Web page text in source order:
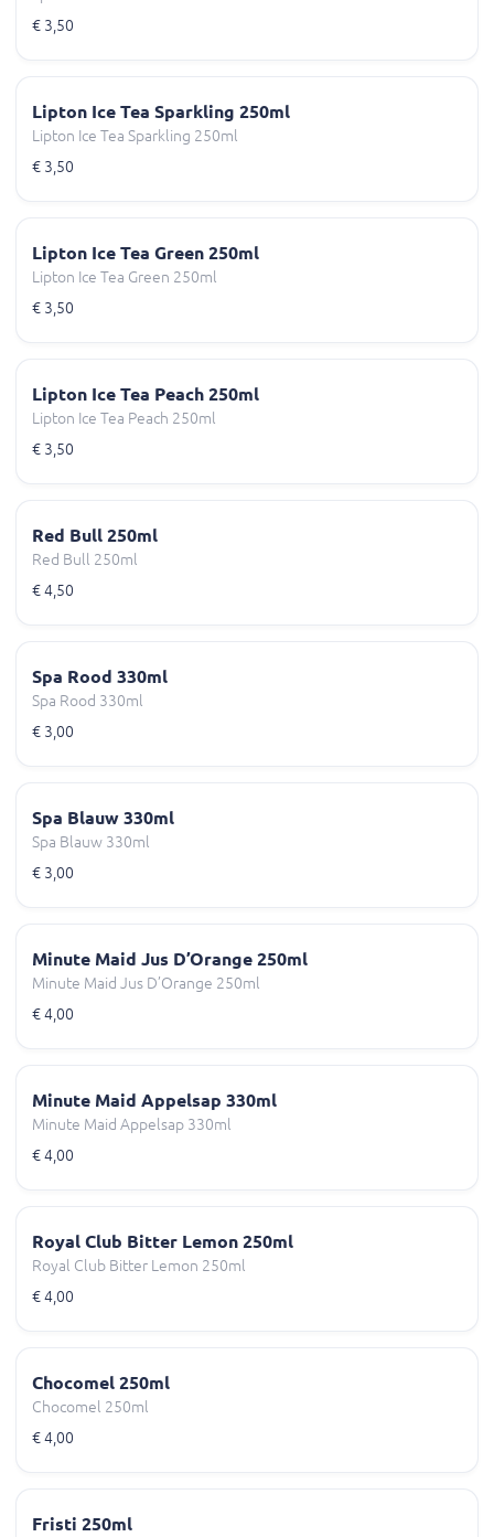
€ 3,50
Lipton Ice Tea Sparkling 250ml
Lipton Ice Tea Sparkling 250ml
€ 3,50
Lipton Ice Tea Green 250ml
Lipton Ice Tea Green 250ml
€ 3,50
Lipton Ice Tea Peach 250ml
Lipton Ice Tea Peach 250ml
€ 3,50
Red Bull 250ml
Red Bull 250ml
€ 4,50
Spa Rood 330ml
Spa Rood 330ml
€ 3,00
Spa Blauw 330ml
Spa Blauw 330ml
€ 3,00
Minute Maid Jus D’Orange 250ml
Minute Maid Jus D’Orange 250ml
€ 4,00
Minute Maid Appelsap 330ml
Minute Maid Appelsap 330ml
€ 4,00
Royal Club Bitter Lemon 250ml
Royal Club Bitter Lemon 250ml
€ 4,00
Chocomel 250ml
Chocomel 250ml
€ 4,00
Fristi 250ml